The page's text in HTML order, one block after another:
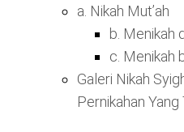
a. Nikah Mut’ah
b. Menikah
c. Menikah
Galeri Nikah
Pernikahan